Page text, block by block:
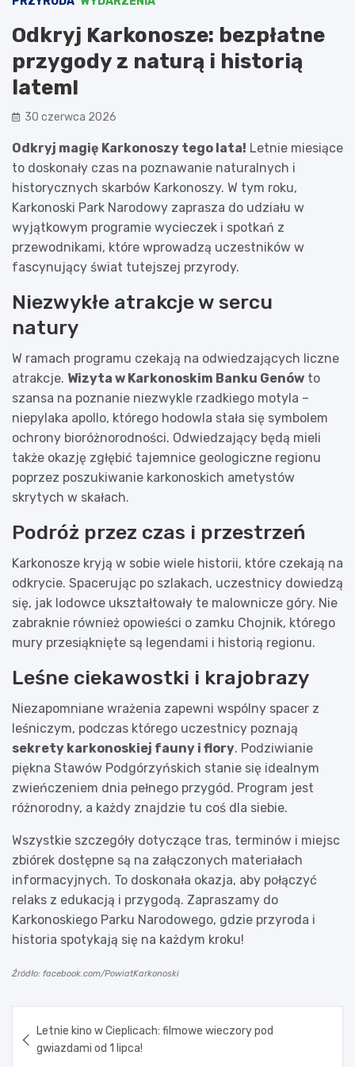
Odkryj Karkonosze: bezpłatne
przygody z naturą i historią
latem!
30 czerwca 2026
Odkryj magię Karkonoszy tego lata! Letnie miesiące
to doskonały czas na poznawanie naturalnych i
historycznych skarbów Karkonoszy. W tym roku,
Karkonoski Park Narodowy zaprasza do udziału w
wyjątkowym programie wycieczek i spotkań z
przewodnikami, które wprowadzą uczestników w
fascynujący świat tutejszej przyrody.
Niezwykłe atrakcje w sercu
natury
W ramach programu czekają na odwiedzających liczne
atrakcje. Wizyta w Karkonoskim Banku Genów to
szansa na poznanie niezwykle rzadkiego motyla –
niepylaka apollo, którego hodowla stała się symbolem
ochrony bioróżnorodności. Odwiedzający będą mieli
także okazję zgłębić tajemnice geologiczne regionu
poprzez poszukiwanie karkonoskich ametystów
skrytych w skałach.
Podróż przez czas i przestrzeń
Karkonosze kryją w sobie wiele historii, które czekają na
odkrycie. Spacerując po szlakach, uczestnicy dowiedzą
się, jak lodowce ukształtowały te malownicze góry. Nie
zabraknie również opowieści o zamku Chojnik, którego
mury przesiąknięte są legendami i historią regionu.
Leśne ciekawostki i krajobrazy
Niezapomniane wrażenia zapewni wspólny spacer z
leśniczym, podczas którego uczestnicy poznają
sekrety karkonoskiej fauny i flory. Podziwianie
piękna Stawów Podgórzyńskich stanie się idealnym
zwieńczeniem dnia pełnego przygód. Program jest
różnorodny, a każdy znajdzie tu coś dla siebie.
Wszystkie szczegóły dotyczące tras, terminów i miejsc
zbiórek dostępne są na załączonych materiałach
informacyjnych. To doskonała okazja, aby połączyć
relaks z edukacją i przygodą. Zapraszamy do
Karkonoskiego Parku Narodowego, gdzie przyroda i
historia spotykają się na każdym kroku!
Źródło: facebook.com/PowiatKarkonoski
wpisu
Letnie kino w Cieplicach: filmowe wieczory pod
gwiazdami od 1 lipca!